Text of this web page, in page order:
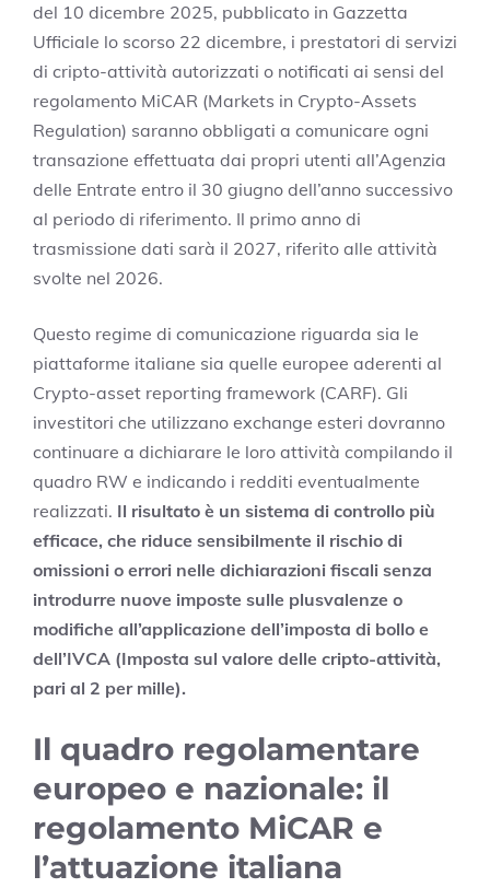
del 10 dicembre 2025, pubblicato in Gazzetta
Ufficiale lo scorso 22 dicembre, i prestatori di servizi
di cripto-attività autorizzati o notificati ai sensi del
regolamento MiCAR (Markets in Crypto-Assets
Regulation) saranno obbligati a comunicare ogni
transazione effettuata dai propri utenti all’Agenzia
delle Entrate entro il 30 giugno dell’anno successivo
al periodo di riferimento. Il primo anno di
trasmissione dati sarà il 2027, riferito alle attività
svolte nel 2026.
Questo regime di comunicazione riguarda sia le
piattaforme italiane sia quelle europee aderenti al
Crypto-asset reporting framework (CARF). Gli
investitori che utilizzano exchange esteri dovranno
continuare a dichiarare le loro attività compilando il
quadro RW e indicando i redditi eventualmente
realizzati. Il risultato è un sistema di controllo più
efficace, che riduce sensibilmente il rischio di
omissioni o errori nelle dichiarazioni fiscali senza
introdurre nuove imposte sulle plusvalenze o
modifiche all’applicazione dell’imposta di bollo e
dell’IVCA (Imposta sul valore delle cripto-attività,
pari al 2 per mille).
Il quadro regolamentare
europeo e nazionale: il
regolamento MiCAR e
l’attuazione italiana